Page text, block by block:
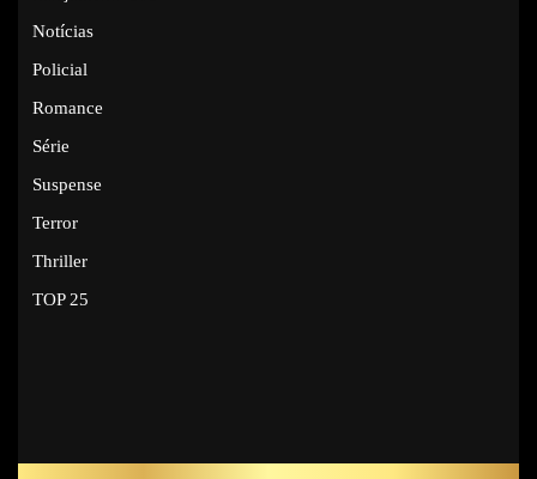
Notícias
Policial
Romance
Série
Suspense
Terror
Thriller
TOP 25